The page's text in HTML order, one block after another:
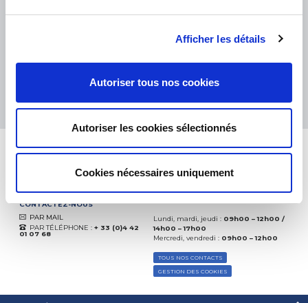
Afficher les détails
Autoriser tous nos cookies
Autoriser les cookies sélectionnés
Cookies nécessaires uniquement
eKomi
10.08.2026 PLUS
CONTACTEZ-NOUS
PAR MAIL
PAR TÉLÉPHONE : + 33 (0)4 42
01 07 68
Lundi, mardi, jeudi : 09h00 – 12h00 /
14h00 – 17h00
Mercredi, vendredi : 09h00 – 12h00
TOUS NOS CONTACTS
GESTION DES COOKIES